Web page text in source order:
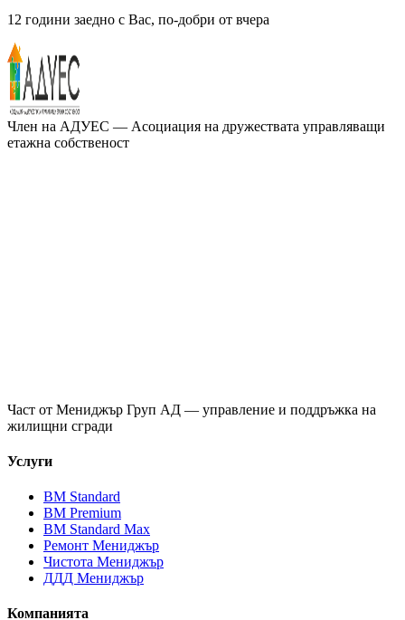
12 години заедно с Вас, по-добри от вчера
Член на АДУЕС — Асоциация на дружествата управляващи
етажна собственост
Част от Мениджър Груп АД — управление и поддръжка на
жилищни сгради
Услуги
ВМ Standard
ВМ Premium
ВМ Standard Max
Ремонт Мениджър
Чистота Мениджър
ДДД Мениджър
Компанията